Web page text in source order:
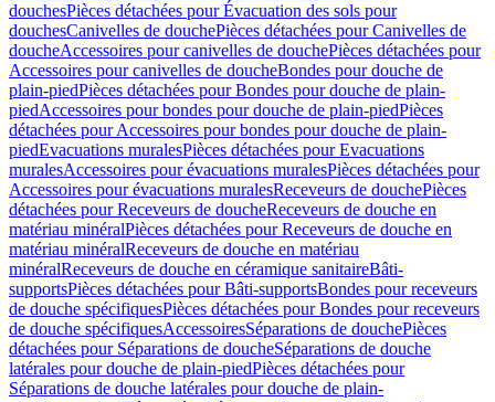
douchesPièces détachées pour Évacuation des sols pour
douchesCanivelles de douchePièces détachées pour Canivelles de
doucheAccessoires pour canivelles de douchePièces détachées pour
Accessoires pour canivelles de doucheBondes pour douche de
plain-piedPièces détachées pour Bondes pour douche de plain-
piedAccessoires pour bondes pour douche de plain-piedPièces
détachées pour Accessoires pour bondes pour douche de plain-
piedEvacuations muralesPièces détachées pour Evacuations
muralesAccessoires pour évacuations muralesPièces détachées pour
Accessoires pour évacuations muralesReceveurs de douchePièces
détachées pour Receveurs de doucheReceveurs de douche en
matériau minéralPièces détachées pour Receveurs de douche en
matériau minéralReceveurs de douche en matériau
minéralReceveurs de douche en céramique sanitaireBâti-
supportsPièces détachées pour Bâti-supportsBondes pour receveurs
de douche spécifiquesPièces détachées pour Bondes pour receveurs
de douche spécifiquesAccessoiresSéparations de douchePièces
détachées pour Séparations de doucheSéparations de douche
latérales pour douche de plain-piedPièces détachées pour
Séparations de douche latérales pour douche de plain-